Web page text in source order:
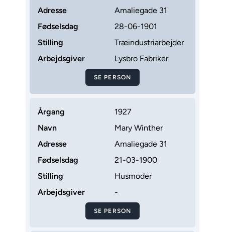
Adresse
Amaliegade 31
Fødselsdag
28-06-1901
Stilling
Træindustriarbejder
Arbejdsgiver
Lysbro Fabriker
SE PERSON
Årgang
1927
Navn
Mary Winther
Adresse
Amaliegade 31
Fødselsdag
21-03-1900
Stilling
Husmoder
Arbejdsgiver
-
SE PERSON